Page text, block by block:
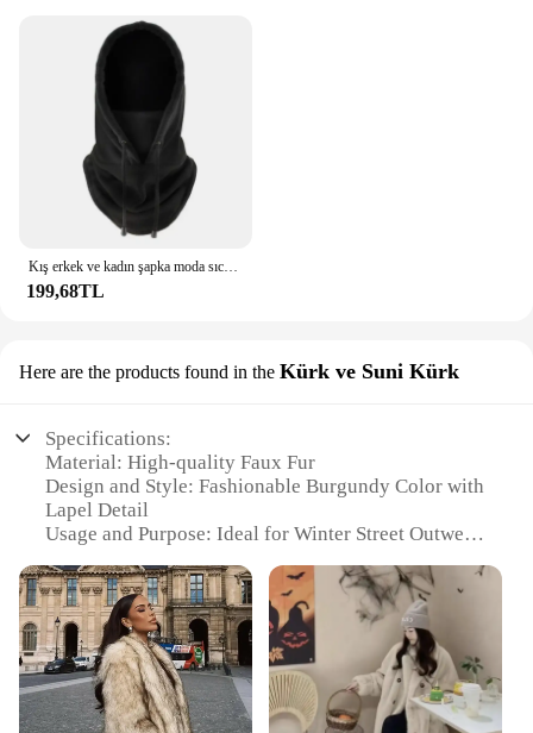
199,68TL
Here are the products found in the Kürk ve Suni Kürk
Specifications:
Material: High-quality Faux Fur
Design and Style: Fashionable Burgundy Color with
Lapel Detail
Usage and Purpose: Ideal for Winter Street Outwear
Performance and Property: Warm and Fluffy
Parts and Accessories: None
Features:
|Fashion Burgundy Faux Fur Jacket Coat Women
Warm Fluffy Loose Long Sleeve Lapel Female
Cardigan 2024 Winter Lady Street Outwear|